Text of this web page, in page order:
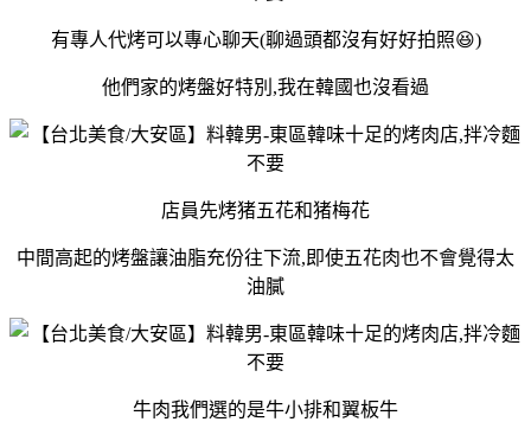
有專人代烤可以專心聊天(聊過頭都沒有好好拍照😆)
他們家的烤盤好特別,我在韓國也沒看過
店員先烤猪五花和猪梅花
中間高起的烤盤讓油脂充份往下流,即使五花肉也不會覺得太
油膩
牛肉我們選的是牛小排和翼板牛